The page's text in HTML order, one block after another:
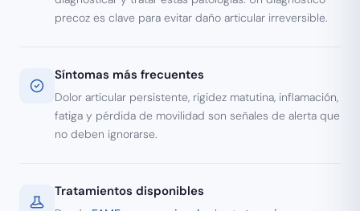
precoz es clave para evitar daño articular irreversible.
Síntomas más frecuentes
Dolor articular persistente, rigidez matutina, inflamación,
fatiga y pérdida de movilidad son señales de alerta que
no deben ignorarse.
Tratamientos disponibles